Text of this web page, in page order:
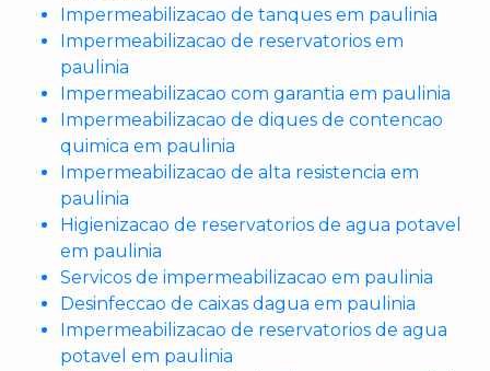
Impermeabilizacao de tanques em paulinia
Impermeabilizacao de reservatorios em
paulinia
Impermeabilizacao com garantia em paulinia
Impermeabilizacao de diques de contencao
quimica em paulinia
Impermeabilizacao de alta resistencia em
paulinia
Higienizacao de reservatorios de agua potavel
em paulinia
Servicos de impermeabilizacao em paulinia
Desinfeccao de caixas dagua em paulinia
Impermeabilizacao de reservatorios de agua
potavel em paulinia